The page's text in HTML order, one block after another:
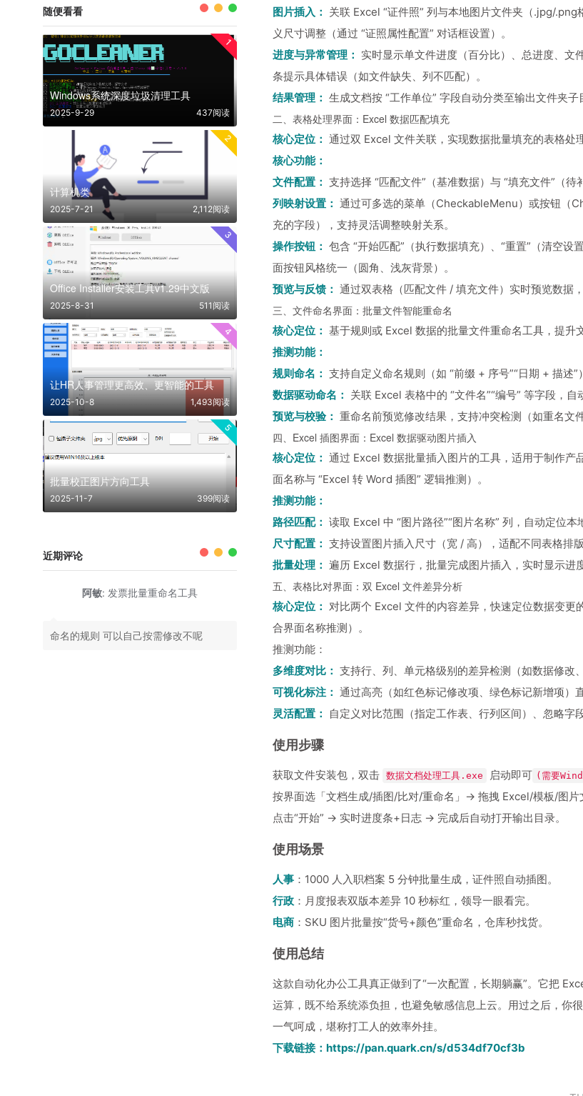
图片插入： 关联 Excel “证件照” 列与本地图片文件夹（.jpg/
义尺寸调整（通过 “证照属性配置” 对话框设置）。
进度与异常管理： 实时显示单文件进度（百分比）、总进度、文
条提示具体错误（如文件缺失、列不匹配）。
结果管理： 生成文档按 “工作单位” 字段自动分类至输出文件夹子
二、表格处理界面：Excel 数据匹配填充
核心定位： 通过双 Excel 文件关联，实现数据批量填充的表格处
核心功能：
文件配置： 支持选择 “匹配文件”（基准数据）与 “填充文件”（待
列映射设置： 通过可多选的菜单（CheckableMenu）或按钮（
充的字段），支持灵活调整映射关系。
操作按钮： 包含 “开始匹配”（执行数据填充）、“重置”（清空设
面按钮风格统一（圆角、浅灰背景）。
预览与反馈： 通过双表格（匹配文件 / 填充文件）实时预览数据
三、文件命名界面：批量文件智能重命名
核心定位： 基于规则或 Excel 数据的批量文件重命名工具，提升
推测功能：
规则命名： 支持自定义命名规则（如 “前缀 + 序号”“日期 + 描述”
数据驱动命名： 关联 Excel 表格中的 “文件名”“编号” 等字段，
预览与校验： 重命名前预览修改结果，支持冲突检测（如重名文
四、Excel 插图界面：Excel 数据驱动图片插入
核心定位： 通过 Excel 数据批量插入图片的工具，适用于制作
面名称与 “Excel 转 Word 插图” 逻辑推测）。
推测功能：
路径匹配： 读取 Excel 中 “图片路径”“图片名称” 列，自动定位
尺寸配置： 支持设置图片插入尺寸（宽 / 高），适配不同表格排
批量处理： 遍历 Excel 数据行，批量完成图片插入，实时显示进
五、表格比对界面：双 Excel 文件差异分析
核心定位： 对比两个 Excel 文件的内容差异，快速定位数据变
合界面名称推测）。
推测功能：
多维度对比： 支持行、列、单元格级别的差异检测（如数据修改
可视化标注： 通过高亮（如红色标记修改项、绿色标记新增项）
灵活配置：
自定义对比范围（指定工作表、行列区间）、忽略字
使用步骤
获取文件安装包，双击 数据文档处理工具.exe 启动即可 (需要
按界面选「文档生成/插图/比对/重命名」→ 拖拽 Excel/模板/图片
点击“开始” → 实时进度条+日志 → 完成后自动打开输出目录。
使用场景
人事 ：1000 人入职档案 5 分钟批量生成，证件照自动插图。
行政 ：月度报表双版本差异 10 秒标红，领导一眼看完。
电商 ：SKU 图片批量按“货号+颜色”重命名，仓库秒找货。
使用总结
这款自动化办公工具真正做到了“一次配置，长期躺赢”。它把
运算，既不给系统添负担，也避免敏感信息上云。用过之后，
一气呵成，堪称打工人的效率外挂。
下载链接： https://pan.quark.cn/s/d534df70cf3b
随便看看
1
Windows系统深度垃圾清理工具
2025-9-29 437阅读
2
计算机类
2025-7-21 2,112阅读
3
Office Installer安装工具v1.29中文版
2025-8-31 511阅读
4
让HR人事管理更高效、更智能的工具
2025-10-8 1,493阅读
5
批量校正图片方向工具
2025-11-7 399阅读
近期评论
阿敏: 发票批量重命名工具
命名的规则 可以自己按需修改不呢